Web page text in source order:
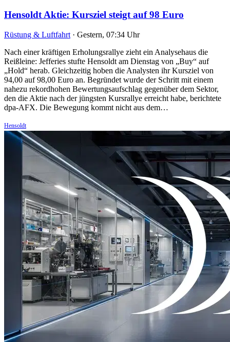
Hensoldt Aktie: Kursziel steigt auf 98 Euro
Rüstung & Luftfahrt · Gestern, 07:34 Uhr
Nach einer kräftigen Erholungsrallye zieht ein Analysehaus die
Reißleine: Jefferies stufte Hensoldt am Dienstag von „Buy“ auf
„Hold“ herab. Gleichzeitig hoben die Analysten ihr Kursziel von
94,00 auf 98,00 Euro an. Begründet wurde der Schritt mit einem
nahezu rekordhohen Bewertungsaufschlag gegenüber dem Sektor,
den die Aktie nach der jüngsten Kursrallye erreicht habe, berichtete
dpa-AFX. Die Bewegung kommt nicht aus dem…
Hensoldt